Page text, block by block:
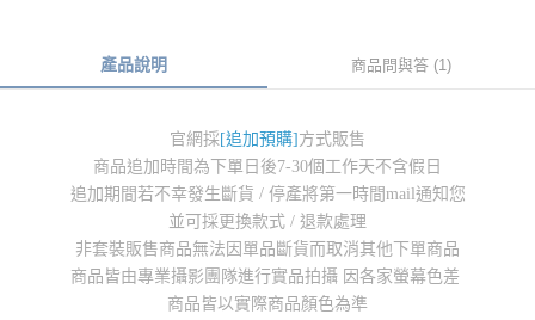
產品說明 商品問與答 (1)
官網採 [追加預購] 方式販售
商品追加時間為下單日後7-30個工作天不含假日
追加期間若不幸發生斷貨 / 停產將第一時間mail通知您
並可採更換款式 / 退款處理
非套裝販售商品無法因單品斷貨而取消其他下單商品
商品皆由專業攝影團隊進行實品拍攝 因各家螢幕色差
商品皆以實際商品顏色為準